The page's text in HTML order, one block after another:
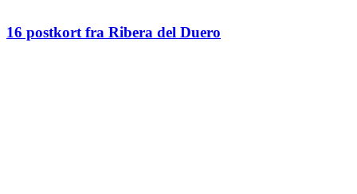
16 postkort fra Ribera del Duero